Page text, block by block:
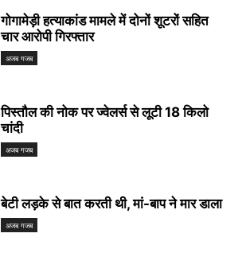
गोगामेड़ी हत्याकांड मामले में दोनों शूटरों सहित
चार आरोपी गिरफ्तार
अजब गजब
पिस्तौल की नोक पर ज्वेलर्स से लूटी 18 किलो
चांदी
अजब गजब
बेटी लड़के से बात करती थी, मां-बाप ने मार डाला
अजब गजब